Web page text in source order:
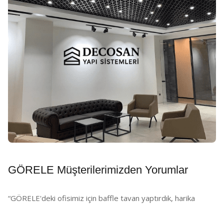
GÖRELE Müşterilerimizden Yorumlar
“GÖRELE'deki ofisimiz için baffle tavan yaptırdık, harika